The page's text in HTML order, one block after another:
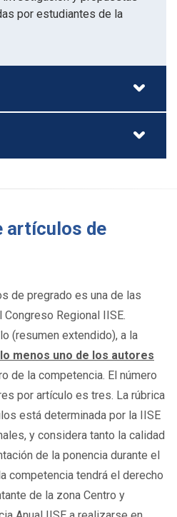
por estudiantes de la
artículos de
de pregrado es una de las
Regional IISE.
(resumen extendido), a la
menos uno de los autores
de la competencia. El número
por artículo es tres. La rúbrica
está determinada por la IISE
y considera tanto la calidad
de la ponencia durante el
competencia tendrá el derecho
de la zona Centro y